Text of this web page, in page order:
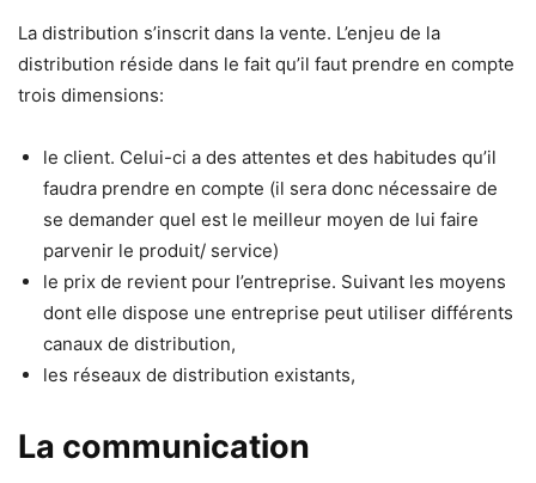
La distribution s’inscrit dans la vente. L’enjeu de la
distribution réside dans le fait qu’il faut prendre en compte
trois dimensions:
le client. Celui-ci a des attentes et des habitudes qu’il
faudra prendre en compte (il sera donc nécessaire de
se demander quel est le meilleur moyen de lui faire
parvenir le produit/ service)
le prix de revient pour l’entreprise. Suivant les moyens
dont elle dispose une entreprise peut utiliser différents
canaux de distribution,
les réseaux de distribution existants,
La communication